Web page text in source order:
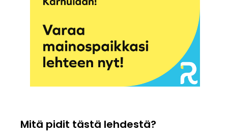
Mitä pidit tästä lehdestä?